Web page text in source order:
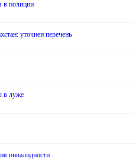
в полиции
уточнен перечень
в луже
инвалидности